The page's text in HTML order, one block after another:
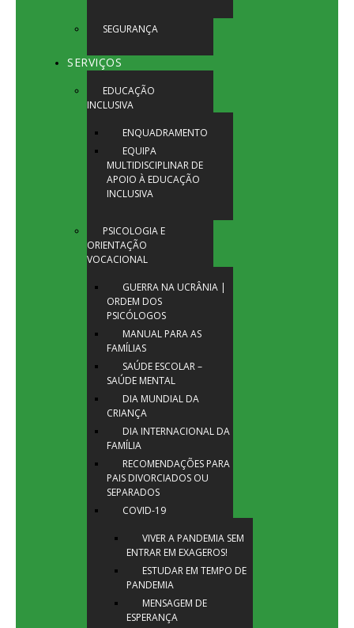
SEGURANÇA
SERVIÇOS
EDUCAÇÃO
INCLUSIVA
ENQUADRAMENTO
EQUIPA
MULTIDISCIPLINAR DE
APOIO À EDUCAÇÃO
INCLUSIVA
PSICOLOGIA E
ORIENTAÇÃO
VOCACIONAL
GUERRA NA UCRÂNIA |
ORDEM DOS
PSICÓLOGOS
MANUAL PARA AS
FAMÍLIAS
SAÚDE ESCOLAR –
SAÚDE MENTAL
DIA MUNDIAL DA
CRIANÇA
DIA INTERNACIONAL DA
FAMÍLIA
RECOMENDAÇÕES PARA
PAIS DIVORCIADOS OU
SEPARADOS
COVID-19
VIVER A PANDEMIA SEM
ENTRAR EM EXAGEROS!
ESTUDAR EM TEMPO DE
PANDEMIA
MENSAGEM DE
ESPERANÇA